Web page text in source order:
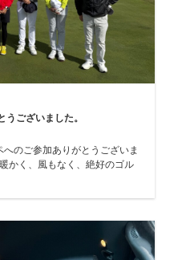
ございました。
のご参加ありがとうございま